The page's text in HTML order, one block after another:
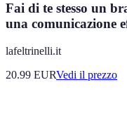
Fai di te stesso un
una comunicazione
lafeltrinelli.it
20.99 EURVedi il prezzo